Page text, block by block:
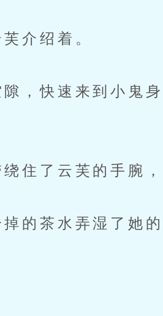
介绍着。
，快速来到小鬼身
住了云芙的手腕，
的茶水弄湿了她的